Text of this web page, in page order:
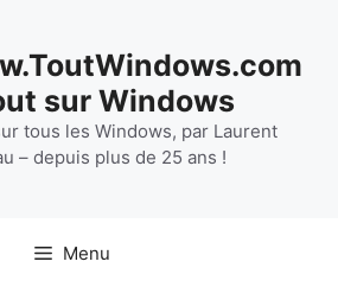
sur Windows
tous les Windows, par Laurent
– depuis plus de 25 ans !
Menu